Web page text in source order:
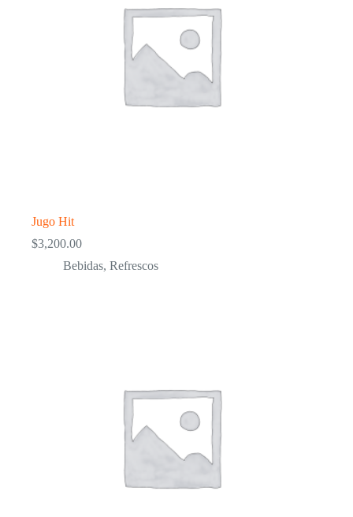
Jugo Hit
$3,200.00
Bebidas, Refrescos